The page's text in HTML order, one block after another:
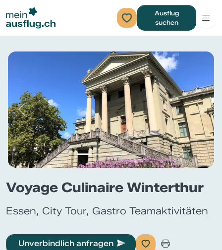
Ausflug
suchen
Previous Next
Voyage Culinaire Winterthur
Essen, City Tour, Gastro Teamaktivitäten
Unverbindlich anfragen